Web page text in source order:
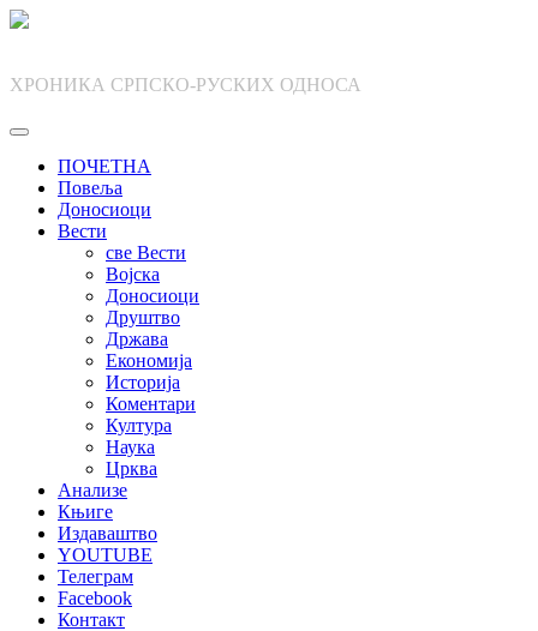
Skip
ХРОНИКА СРПСКО-РУСКИХ ОДНОСА
ПОЧЕТНА
Повеља
Доносиоци
Вести
све Вести
Војска
Доносиоци
Друштво
Држава
Економија
Историја
Коментари
Култура
Наука
Црква
Анализе
Књиге
Издаваштво
YOUTUBE
Телеграм
Facebook
Контакт